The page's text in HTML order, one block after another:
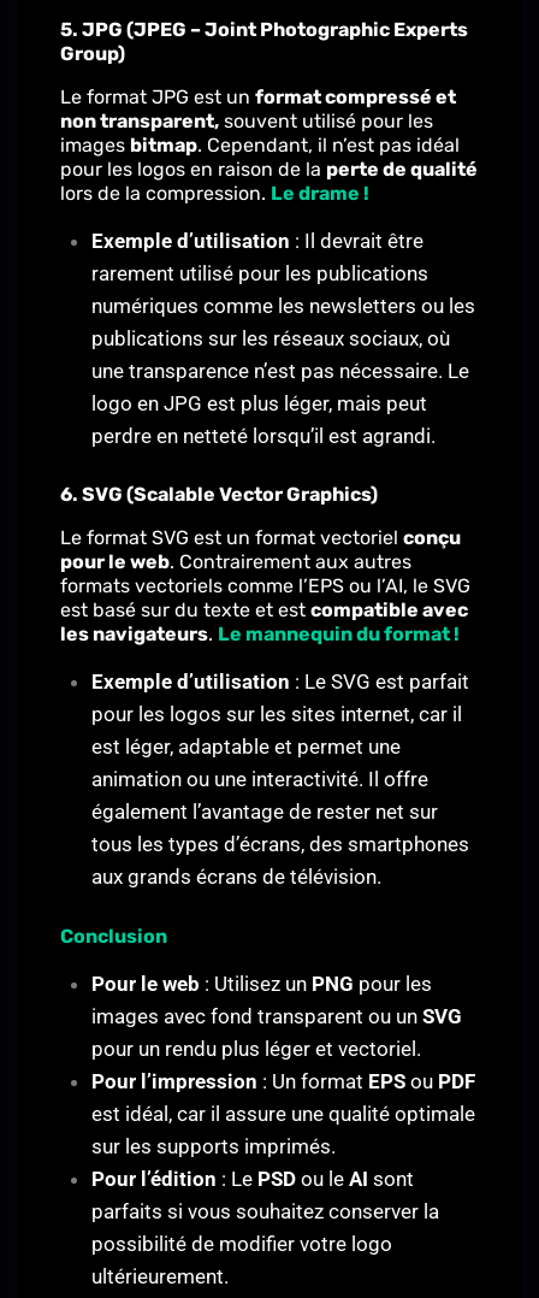
5. JPG (JPEG – Joint Photographic Experts
Group)
Le format JPG est un format compressé et
non transparent, souvent utilisé pour les
images bitmap. Cependant, il n’est pas idéal
pour les logos en raison de la perte de qualité
lors de la compression. Le drame !
Exemple d’utilisation : Il devrait être
rarement utilisé pour les publications
numériques comme les newsletters ou les
publications sur les réseaux sociaux, où
une transparence n’est pas nécessaire. Le
logo en JPG est plus léger, mais peut
perdre en netteté lorsqu’il est agrandi.
6. SVG (Scalable Vector Graphics)
Le format SVG est un format vectoriel conçu
pour le web. Contrairement aux autres
formats vectoriels comme l’EPS ou l’AI, le SVG
est basé sur du texte et est compatible avec
les navigateurs. Le mannequin du format !
Exemple d’utilisation : Le SVG est parfait
pour les logos sur les sites internet, car il
est léger, adaptable et permet une
animation ou une interactivité. Il offre
également l’avantage de rester net sur
tous les types d’écrans, des smartphones
aux grands écrans de télévision.
Conclusion
Pour le web : Utilisez un PNG pour les
images avec fond transparent ou un SVG
pour un rendu plus léger et vectoriel.
Pour l’impression : Un format EPSou PDF
est idéal, car il assure une qualité optimale
sur les supports imprimés.
Pour l’édition : Le PSDou le AI sont
parfaits si vous souhaitez conserver la
possibilité de modifier votre logo
ultérieurement.